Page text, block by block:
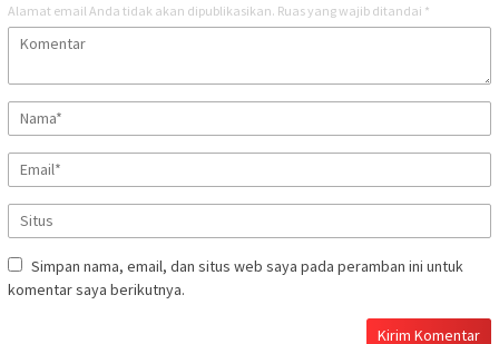
Alamat email Anda tidak akan dipublikasikan. Ruas yang wajib ditandai *
Simpan nama, email, dan situs web saya pada peramban ini untuk
komentar saya berikutnya.